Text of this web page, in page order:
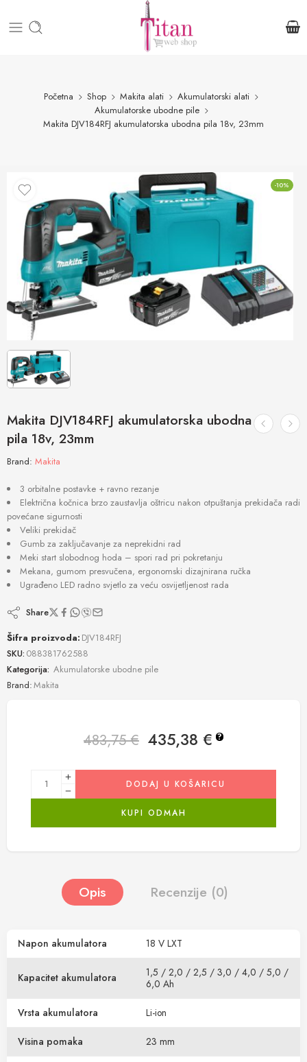
Početna Shop Makita alati
Akumulatorski alati
Akumulatorske ubodne pile
Makita DJV184RFJ akumulatorska ubodna pila 18v, 23mm
-10%
Makita DJV184RFJ akumulatorska ubodna
pila 18v, 23mm
Brand: Makita
3 orbitalne postavke + ravno rezanje
Električna kočnica brzo zaustavlja oštricu nakon otpuštanja prekidača radi
povećane sigurnosti
Veliki prekidač
Gumb za zaključavanje za neprekidni rad
Meki start slobodnog hoda – spori rad pri pokretanju
Mekana, gumom presvučena, ergonomski dizajnirana ručka
Ugrađeno LED radno svjetlo za veću osvijetljenost rada
Share
Šifra proizvoda: DJV184RFJ
SKU: 088381762588
Kategorija: Akumulatorske ubodne pile
Brand:Makita
483,75€ 435,38 € ?
DODAJ U KOŠARICU
KUPI ODMAH
Opis Recenzije (0)
Napon akumulatora 18 V LXT
Kapacitet akumulatora
1,5 / 2,0 / 2,5 / 3,0 / 4,0 / 5,0 /
6,0 Ah
Vrsta akumulatora Li-ion
Visina pomaka 23 mm